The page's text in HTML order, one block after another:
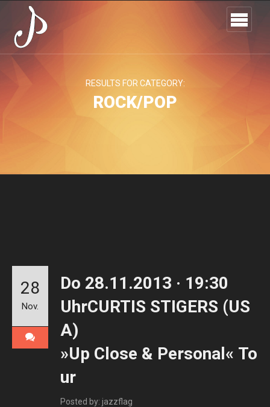
RESULTS FOR CATEGORY:
ROCK/POP
Do 28.11.2013 · 19:30
UhrCURTIS STIGERS (US
A)
»Up Close & Personal« To
ur
Posted by: jazzflag
28
Nov.